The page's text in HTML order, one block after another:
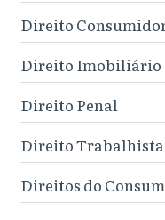
Direito
Direito Imobiliário
Direito Penal
Direito Trabalhista
Direitos do